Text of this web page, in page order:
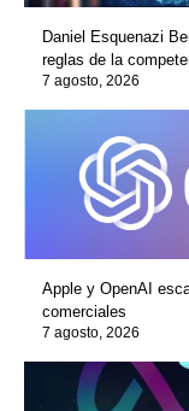
Daniel Esquenazi
reglas de la
7 agosto, 2026
Apple y OpenAI
comerciales
7 agosto, 2026